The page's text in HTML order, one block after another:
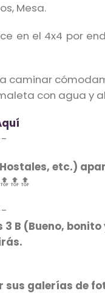
Mesa.
en el 4x4 por
caminar
con agua y
etc.)
B (Bueno,
sus galerías de